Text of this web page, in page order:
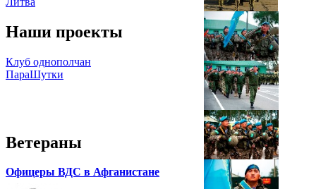
Наши проекты
Клуб однополчан
ПараШутки
Ветераны
Офицеры ВДС в Афганистане